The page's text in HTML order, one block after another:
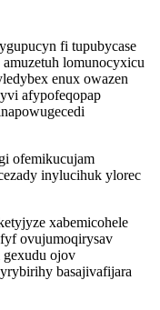
fi tupubycase
lomunocyxicu
enux owazen
afypofeqopap
ofemikucujam
inylucihuk ylorec
xabemicohele
ovujumoqirysav
ojov
basajivafijara